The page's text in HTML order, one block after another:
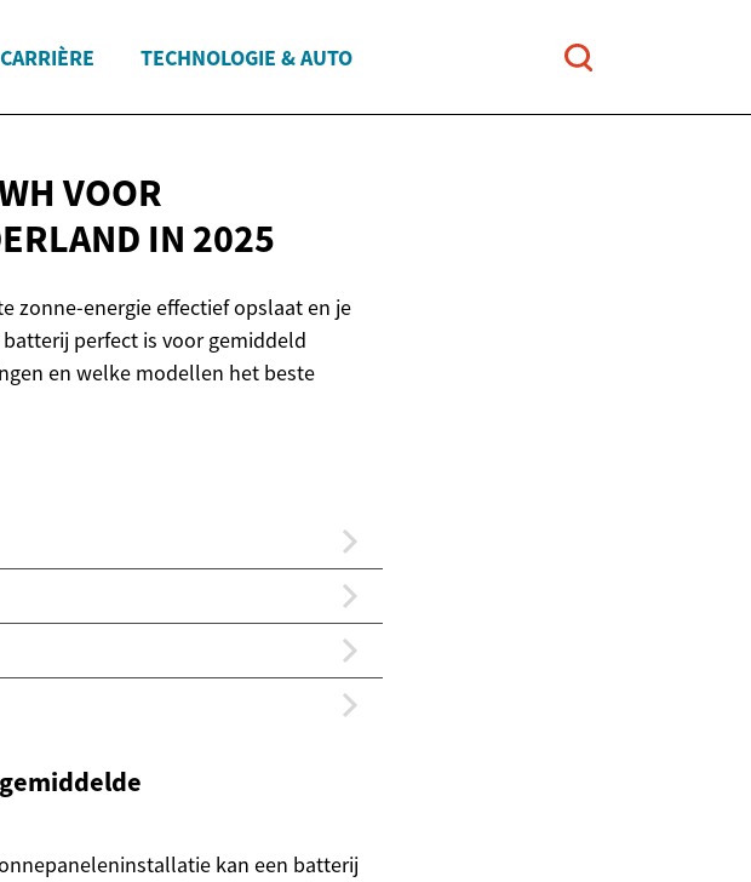
TECHNOLOGIE & AUTO
VOOR
IN 2025
zonne-energie effectief opslaat en je
perfect is voor gemiddeld
en welke modellen het beste
kan een batterij